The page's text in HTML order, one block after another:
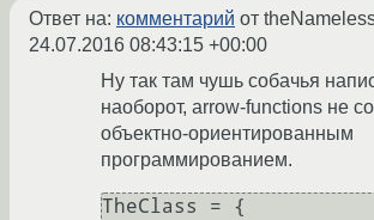
Ответ на: комментарий от
24.07.2016 08:43:15 +00:00
Ну так там чушь собачья
наоборот, arrow-functions не
объектно-ориентированным
программированием.
TheClass = {